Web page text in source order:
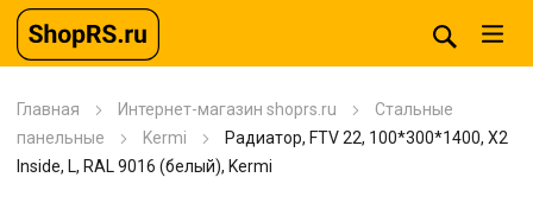
Главная Интернет-магазин shoprs.ru
Стальные
панельные
Kermi
Радиатор, FTV 22, 100*300*1400, X2
Inside, L, RAL 9016 (белый), Kermi